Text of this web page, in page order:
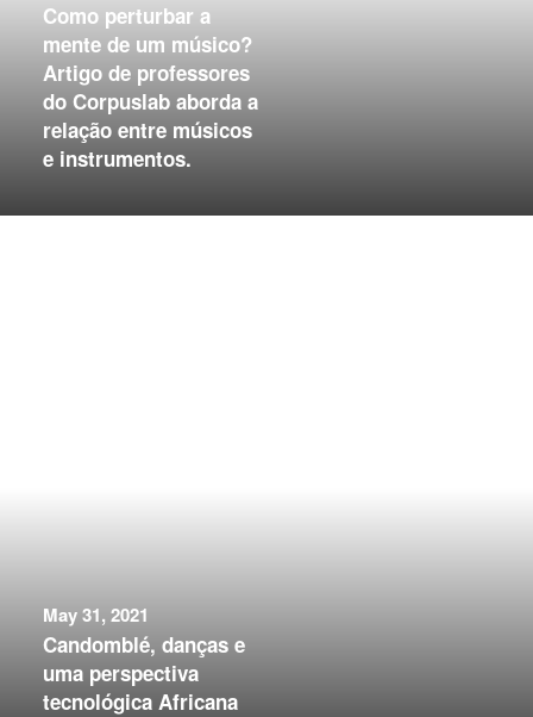
Como perturbar a
mente de um músico?
Artigo de professores
do Corpuslab aborda a
relação entre músicos
e instrumentos.
May 31, 2021
Candomblé, danças e
uma perspectiva
tecnológica Africana